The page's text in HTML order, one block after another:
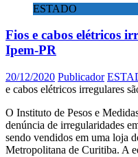
ESTADO
Fios e cabos elétricos
Ipem-PR
20/12/2020 Publicador
e cabos elétricos irregulares
O Instituto de Pesos e
denúncia de irregularidades
sendo vendidos em uma loja
Metropolitana de Curitiba. A